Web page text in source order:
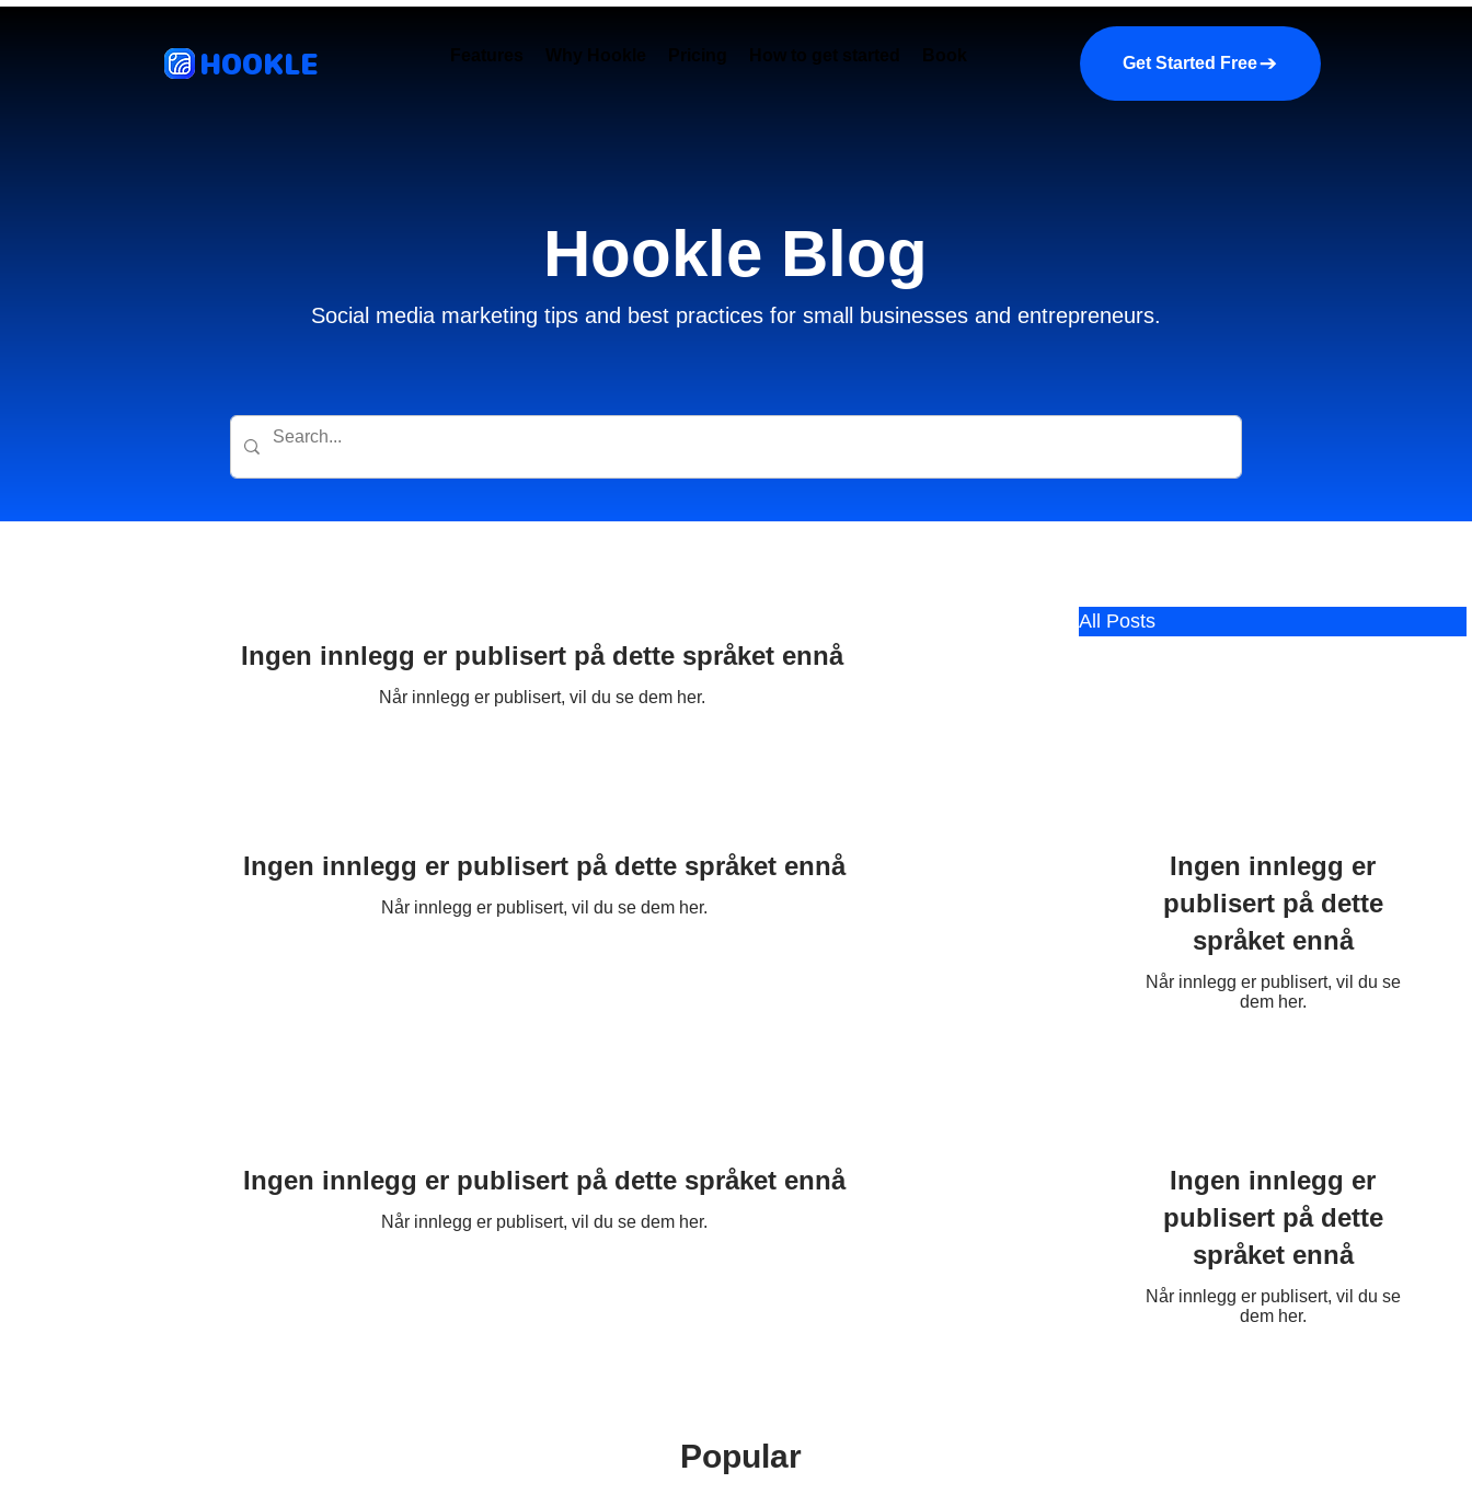
HOOKLE Features Why Hookle Pricing How to get started Book a demo About us More
Get Started Free
Hookle Blog
Social media marketing tips and best practices for small businesses and entrepreneurs.
Ingen innlegg er publisert på dette språket ennå
Når innlegg er publisert, vil du se dem her.
All Posts
Ingen innlegg er publisert på dette språket ennå
Når innlegg er publisert, vil du se dem her.
Ingen innlegg er
publisert på dette
språket ennå
Når innlegg er publisert, vil du se
dem her.
Ingen innlegg er publisert på dette språket ennå
Når innlegg er publisert, vil du se dem her.
Ingen innlegg er
publisert på dette
språket ennå
Når innlegg er publisert, vil du se
dem her.
Popular